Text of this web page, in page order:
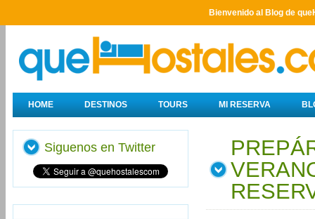
Bienvenido al Blog de
HOME DESTINOS TOURS MI RESERVA
Siguenos en Twitter